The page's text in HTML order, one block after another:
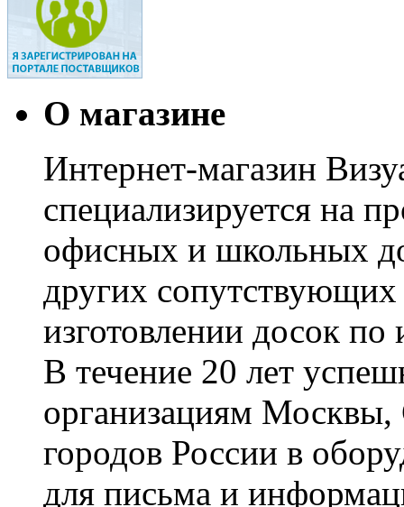
О магазине
Интернет-магазин
специализируется на
офисных и школьных
других сопутствующих
изготовлении досок по
В течение 20 лет
организациям Москвы,
городов России в
для письма и